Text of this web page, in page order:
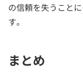
の信頼を失うこと
す。
まとめ